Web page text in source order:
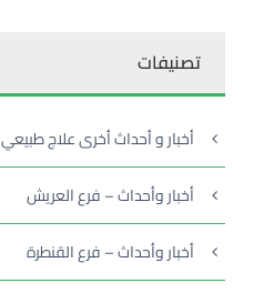
تصنيفات
أخبار و أحداث أخرى علاج طبيعي
أخبار وأحداث – فرع العريش
أخبار وأحداث – فرع القنطرة